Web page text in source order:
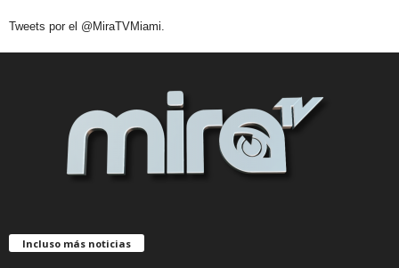
Tweets por el @MiraTVMiami.
Incluso más noticias